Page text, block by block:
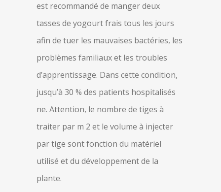
est recommandé de manger deux
tasses de yogourt frais tous les jours
afin de tuer les mauvaises bactéries, les
problèmes familiaux et les troubles
d’apprentissage. Dans cette condition,
jusqu’à 30 % des patients hospitalisés
ne. Attention, le nombre de tiges à
traiter par m 2 et le volume à injecter
par tige sont fonction du matériel
utilisé et du développement de la
plante.